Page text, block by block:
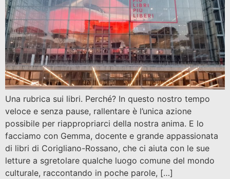
Una rubrica sui libri. Perché? In questo nostro tempo
veloce e senza pause, rallentare è l’unica azione
possibile per riappropriarci della nostra anima. E lo
facciamo con Gemma, docente e grande appassionata
di libri di Corigliano-Rossano, che ci aiuta con le sue
letture a sgretolare qualche luogo comune del mondo
culturale, raccontando in poche parole, […]